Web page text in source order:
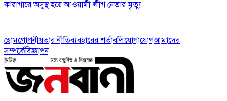
কারাগারে অসুস্থ হয়ে আওয়ামী লীগ নেতার মৃত্যু
হোমগোপনীয়তার নীতিব্যবহারের শর্তাবলিযোগাযোগআমাদের
সম্পর্কেবিজ্ঞাপন